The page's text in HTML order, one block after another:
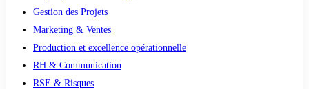
Gestion des Projets
Marketing & Ventes
Production et excellence opérationnelle
RH & Communication
RSE & Risques